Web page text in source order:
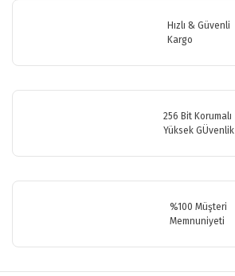
Ürün fiyatı diğer sitelerden daha pahalı.
Hızlı & Güvenli
Kargo
256 Bit Korumalı
Yüksek GÜvenlik
%100 Müşteri
Memnuniyeti